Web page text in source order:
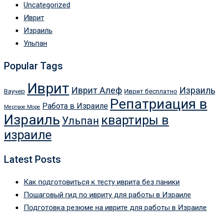
Uncategorized
Иврит
Израиль
Ульпан
Popular Tags
Ваучер Иврит Иврит Алеф Иврит бесплатно Израиль
Мертвое Море Работа в Израиле Репатриация в
Израиль Ульпан квартиры в
израиле
Latest Posts
Как подготовиться к тесту иврита без паники
Пошаговый гид по ивриту для работы в Израиле
Подготовка резюме на иврите для работы в Израиле